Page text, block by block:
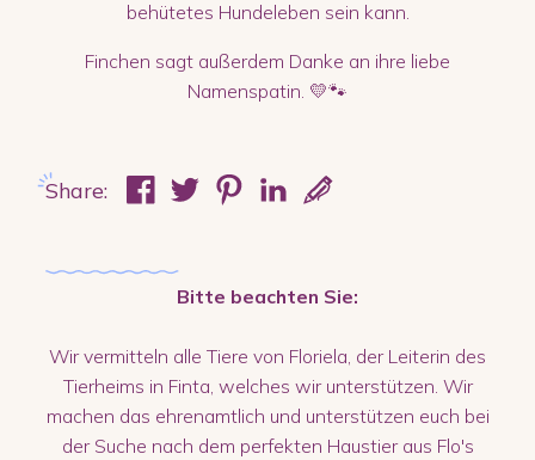
behütetes Hundeleben sein kann.
Finchen sagt außerdem Danke an ihre liebe
Namenspatin. 💛🐾
Share:
Bitte beachten Sie:
Wir vermitteln alle Tiere von Floriela, der Leiterin des
Tierheims in Finta, welches wir unterstützen. Wir
machen das ehrenamtlich und unterstützen euch bei
der Suche nach dem perfekten Haustier aus Flo's